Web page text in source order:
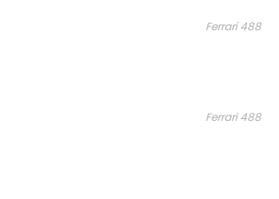
Ferrari 488
Ferrari 488